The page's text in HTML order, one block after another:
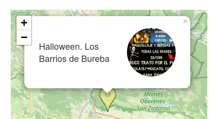
Halloween. Los
Barrios de Bureba
×
+
−